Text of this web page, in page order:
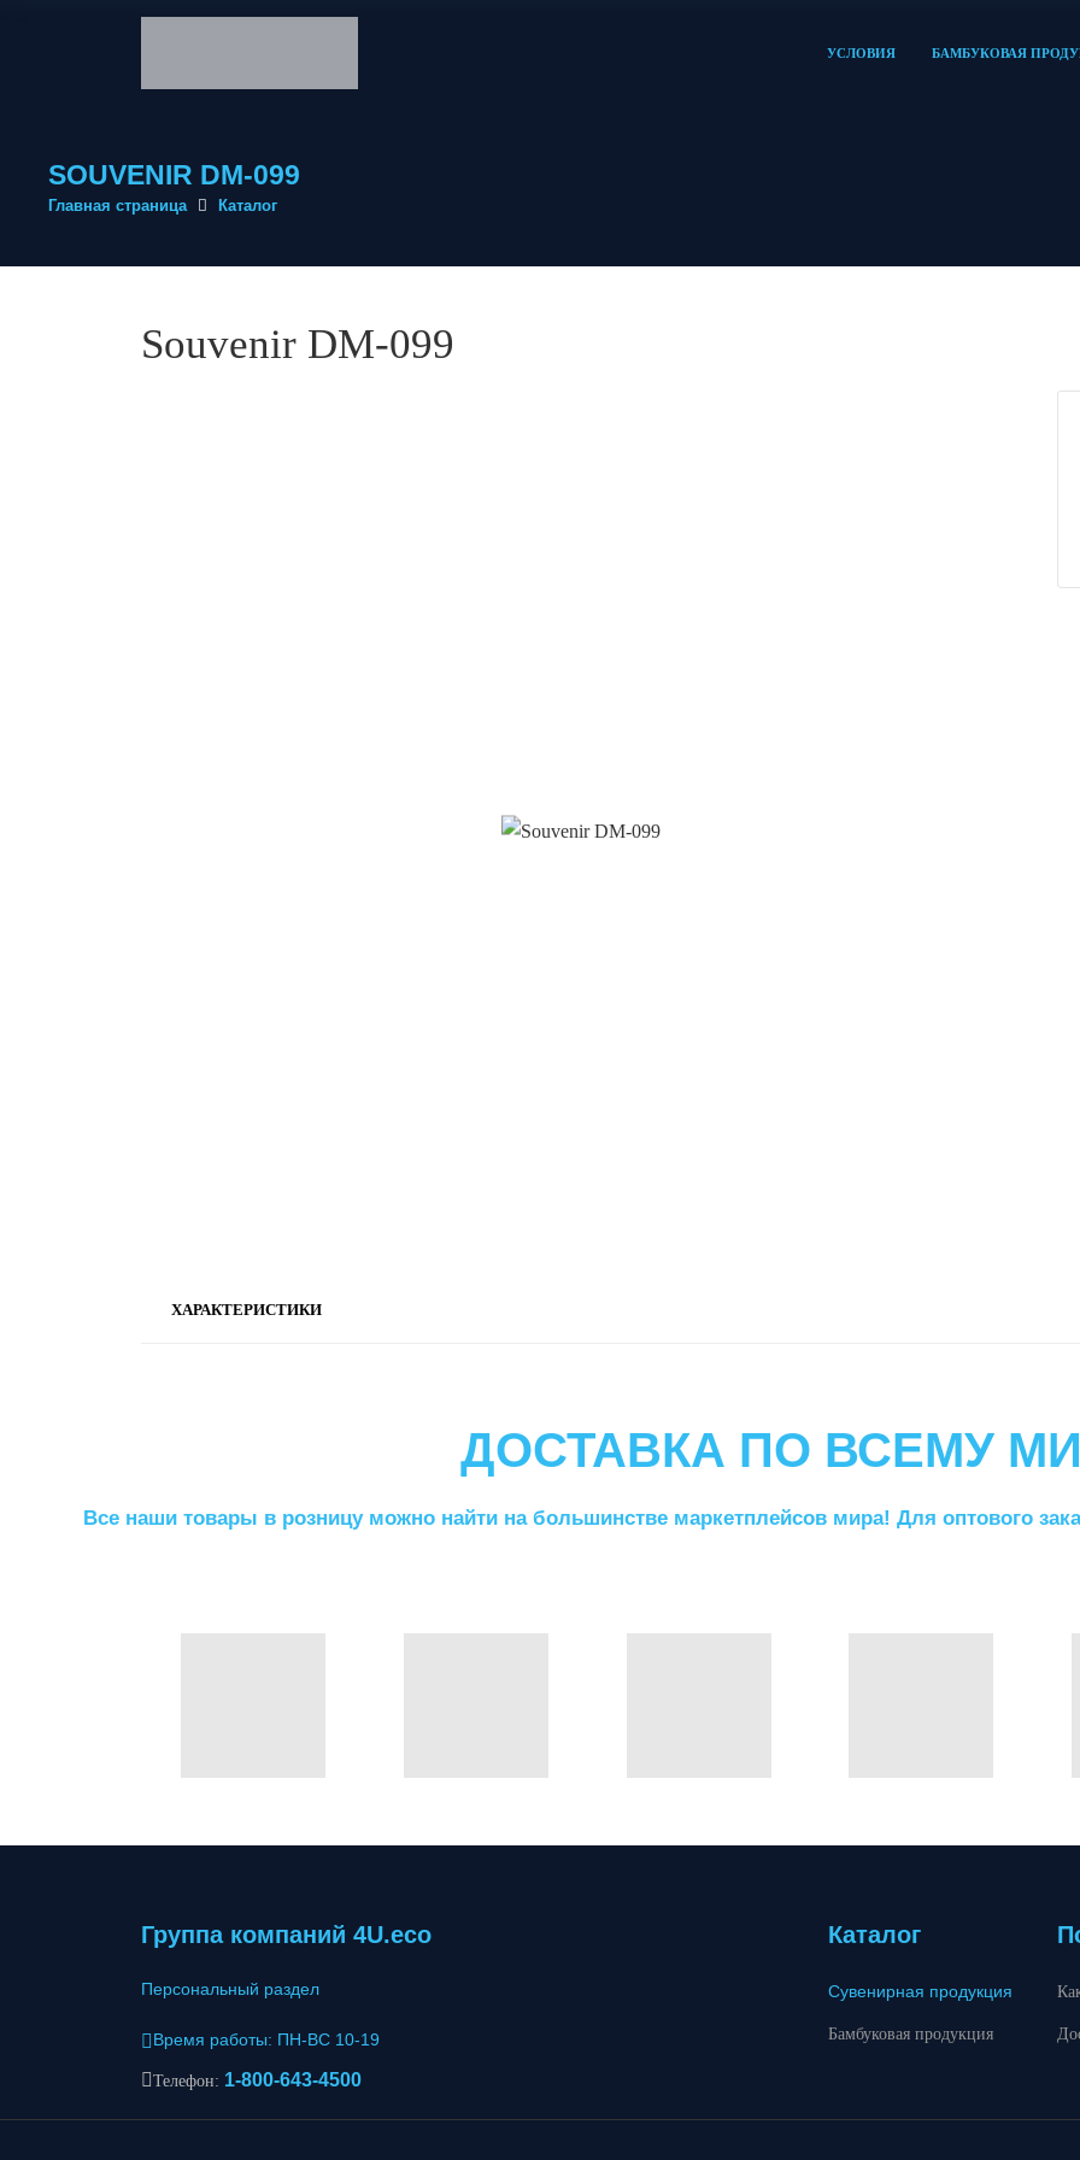
УСЛОВИЯ БАМБУКОВАЯ
SOUVENIR DM-099
Главная страница Каталог
Souvenir DM-099
ХАРАКТЕРИСТИКИ
ДОСТАВКА ПО ВСЕМУ
Все наши товары в розницу можно найти на большинстве маркетплейсов мира! Для оптового
Группа компаний 4U.eco
Персональный раздел
Время работы: ПН-ВС 10-19
Телефон: 1-800-643-4500
Каталог
Сувенирная продукция
Бамбуковая продукция